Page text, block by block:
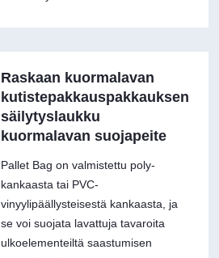
Raskaan kuormalavan
kutistepakkauspakkauksen
säilytyslaukku
kuormalavan suojapeite
Pallet Bag on valmistettu poly-
kankaasta tai PVC-
vinyylipäällysteisestä kankaasta, ja
se voi suojata lavattuja tavaroita
ulkoelementeiltä saastumisen